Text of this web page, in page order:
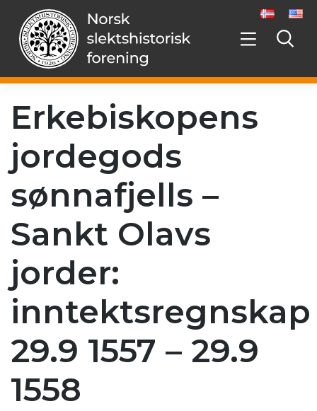
videre
innholdet
Erkebiskopens
jordegods
sønnafjells –
Sankt Olavs
jorder:
inntektsregnskap
29.9 1557 – 29.9
1558